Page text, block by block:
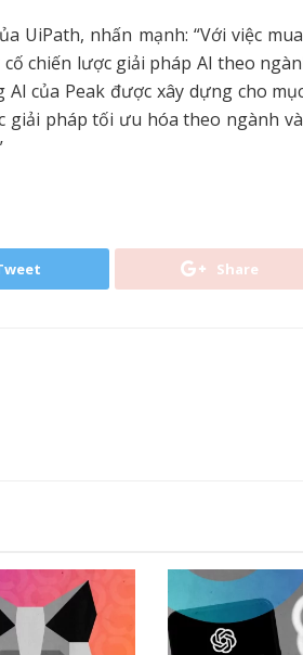
UiPath, nhấn mạnh: “Với việc
chiến lược giải pháp AI theo
của Peak được xây dựng cho
giải pháp tối ưu hóa theo ngành
Share